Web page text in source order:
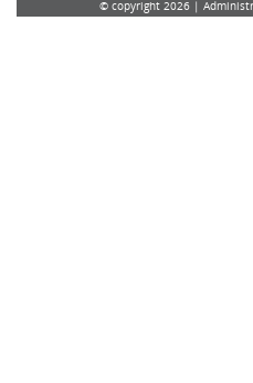
© copyright 2026 |